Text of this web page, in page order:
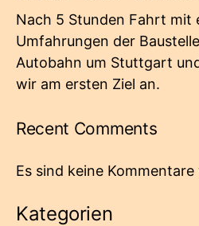
Nach 5 Stunden Fahrt mit
Umfahrungen der
Autobahn um Stuttgart
wir am ersten Ziel an.
Recent Comments
Es sind keine
Kategorien